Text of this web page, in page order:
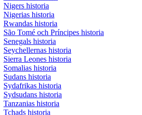
Nigers historia
Nigerias historia
Rwandas historia
São Tomé och Príncipes historia
Senegals historia
Seychellernas historia
Sierra Leones historia
Somalias historia
Sudans historia
Sydafrikas historia
Sydsudans historia
Tanzanias historia
Tchads historia